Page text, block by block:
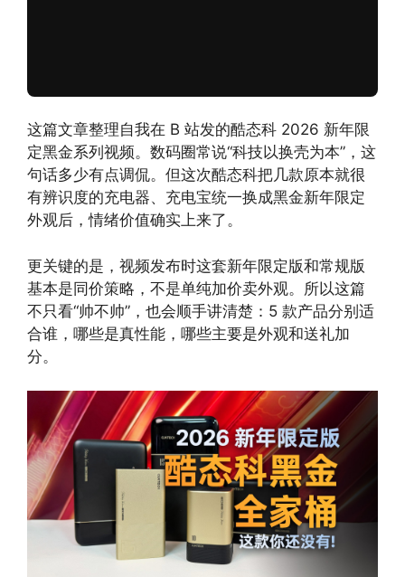
这篇文章整理自我在 B 站发的酷态科 2026 新年限
定黑金系列视频。数码圈常说“科技以换壳为本”，这
句话多少有点调侃。但这次酷态科把几款原本就很
有辨识度的充电器、充电宝统一换成黑金新年限定
外观后，情绪价值确实上来了。
更关键的是，视频发布时这套新年限定版和常规版
基本是同价策略，不是单纯加价卖外观。所以这篇
不只看“帅不帅”，也会顺手讲清楚：5 款产品分别适
合谁，哪些是真性能，哪些主要是外观和送礼加
分。